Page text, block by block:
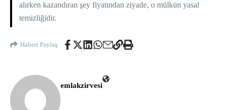
alırken kazandıran şey fiyatından ziyade, o mülkün yasal
temizliğidir.
Haberi Paylaş
emlakzirvesi